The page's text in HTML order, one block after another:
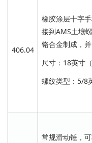
406.04
橡胶涂层十字
接到AMS土壤
铬合金制成，并
尺寸：18英寸
螺纹类型：5/8
常规滑动锤，